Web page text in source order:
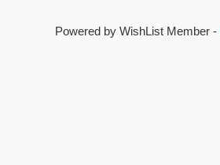
Powered by WishList Member -